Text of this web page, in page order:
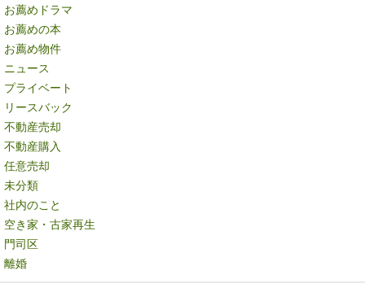
お薦めドラマ
お薦めの本
お薦め物件
ニュース
プライベート
リースバック
不動産売却
不動産購入
任意売却
未分類
社内のこと
空き家・古家再生
門司区
離婚